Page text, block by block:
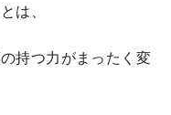
は、
持つ力がまったく変